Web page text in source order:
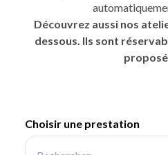
Découvrez aussi nos
dessous. Ils sont